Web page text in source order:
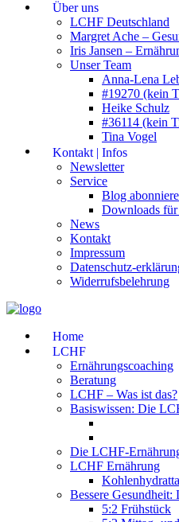
Über uns
LCHF Deutschland
Margret Ache –
Iris Jansen –
Unser Team
Anna-Lena
#19270 (kein
Heike Schulz
#36114 (kein
Tina Vogel
Kontakt | Infos
Newsletter
Service
Blog
Downloads für
News
Kontakt
Impressum
Datenschutz-
Widerrufsbelehrung
Home
LCHF
Ernährungscoaching
Beratung
LCHF – Was ist das?
Basiswissen: Die
Die LCHF-
LCHF Ernährung
Bessere
5:2 Frühstück